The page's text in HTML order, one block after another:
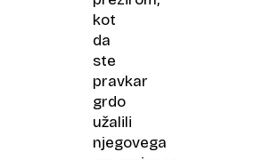
kot
da
ste
pravkar
grdo
užalili
njegovega